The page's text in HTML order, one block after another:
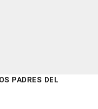
PADRES DEL